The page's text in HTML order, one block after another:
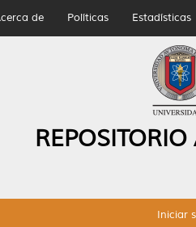
de Políticas Estadísticas
Iniciar